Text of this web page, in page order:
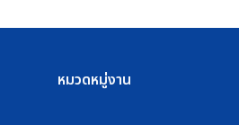
หมวดหมู่งาน